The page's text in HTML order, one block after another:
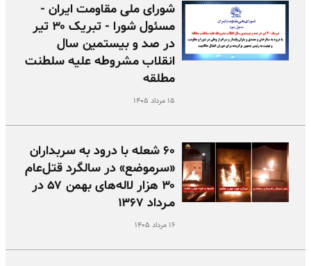
شورای ملی مقاومت ایران -
مسئول شورا - تبریک ۳۰ تیر
در صد و بیستمین سال
انقلاب مشروطه علیه سلطنت
مطلقه
۱۵ مرداد ۱۴۰۵
۶۰ شعله با درود به سربداران
«سرموضع» در سالگرد قتل‌عام
۳۰ هزار لاله‌های بهمن ۵۷ در
مـرداد ۱۳۶۷
۱۶ مرداد ۱۴۰۵